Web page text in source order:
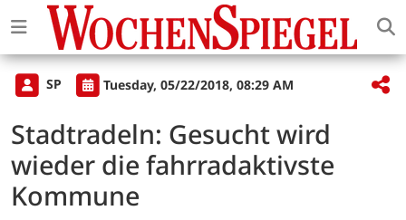
SP Tuesday, 05/22/2018, 08:29 AM
Stadtradeln: Gesucht wird
wieder die fahrradaktivste
Kommune